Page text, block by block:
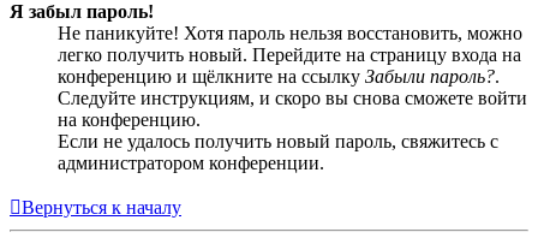
Я забыл пароль!
Не паникуйте! Хотя пароль нельзя восстановить, можно
легко получить новый. Перейдите на страницу входа на
конференцию и щёлкните на ссылку Забыли пароль?.
Следуйте инструкциям, и скоро вы снова сможете войти
на конференцию.
Если не удалось получить новый пароль, свяжитесь с
администратором конференции.
Вернуться к началу